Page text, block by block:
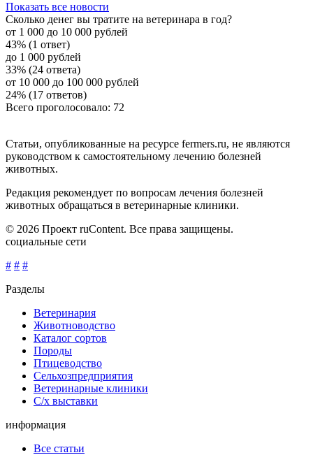
Показать все новости
Сколько денег вы тратите на ветеринара в год?
от 1 000 до 10 000 рублей
43% (1 ответ)
до 1 000 рублей
33% (24 ответа)
от 10 000 до 100 000 рублей
24% (17 ответов)
Всего проголосовало: 72
Статьи, опубликованные на ресурсе fermers.ru, не являются
руководством к самостоятельному лечению болезней
животных.
Редакция рекомендует по вопросам лечения болезней
животных обращаться в ветеринарные клиники.
© 2026 Проект ruContent. Все права защищены.
социальные сети
# # #
Разделы
Ветеринария
Животноводство
Каталог сортов
Породы
Птицеводство
Сельхозпредприятия
Ветеринарные клиники
С/х выставки
информация
Все статьи